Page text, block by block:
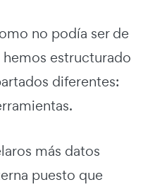
no podía ser de
hemos estructurado
diferentes:
más datos
puesto que